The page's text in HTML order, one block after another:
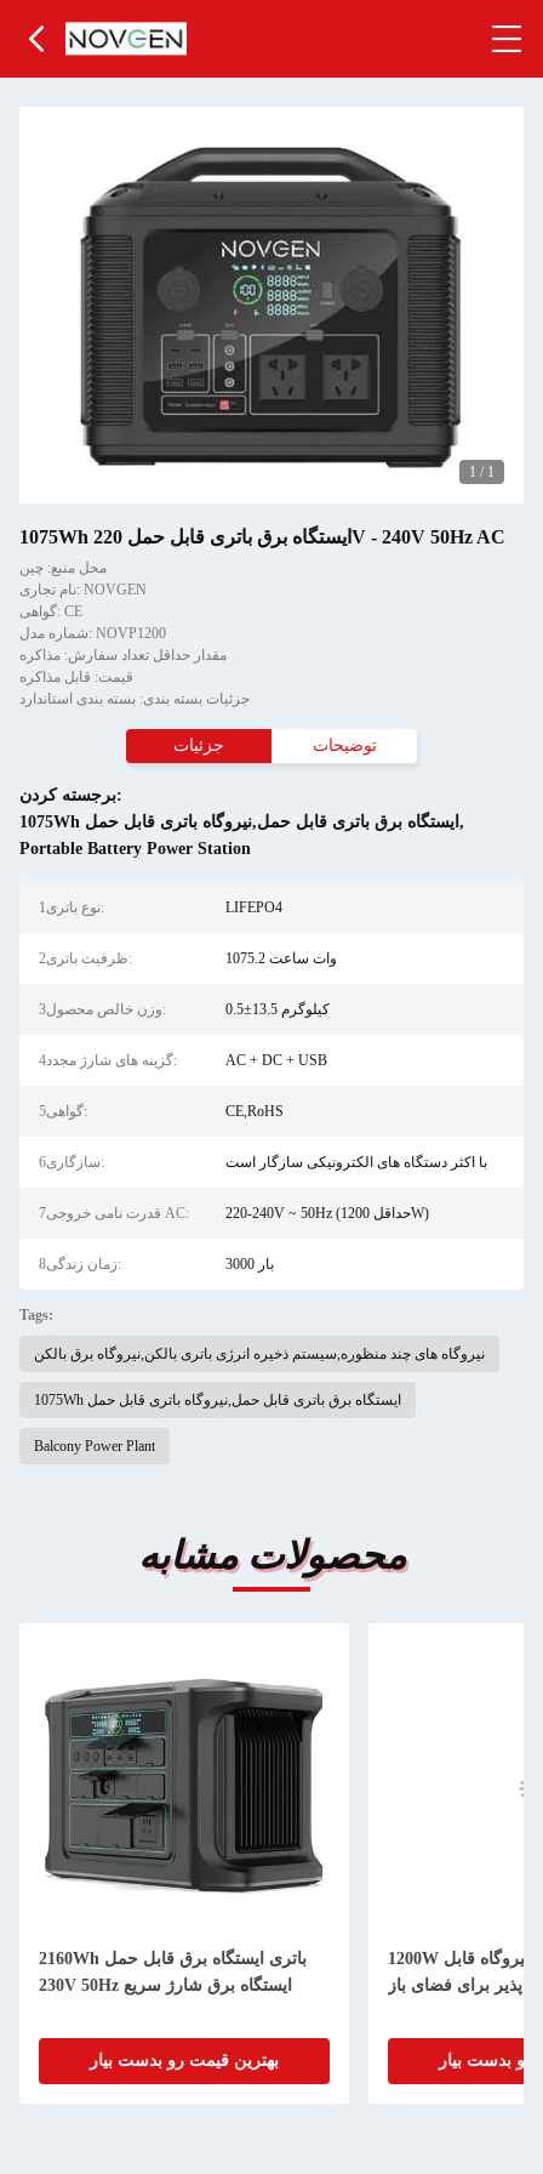
1 / 1
1075Wh ایستگاه برق باتری قابل حمل 220V - 240V 50Hz AC
محل منبع: چین
نام تجاری: NOVGEN
گواهی: CE
شماره مدل: NOVP1200
مقدار حداقل تعداد سفارش: مذاکره
قیمت: قابل مذاکره
جزئیات بسته بندی: بسته بندی استاندارد
جزئیات توضیحات
برجسته کردن:
1075Wh ایستگاه برق باتری قابل حمل,نیروگاه باتری قابل حمل ,
Portable Battery Power Station
1نوع باتری: LIFEPO4
2ظرفیت باتری: 1075.2 وات ساعت
3وزن خالص محصول: 0.5±13.5 کیلوگرم
4گزینه های شارژ مجدد: AC + DC + USB
5گواهی: CE,RoHS
6سازگاری: با اکثر دستگاه های الکترونیکی سازگار است
7قدرت نامی خروجی AC: 220-240V ~ 50Hz (حداقل 1200W)
8زمان زندگی: 3000 بار
Tags:
نیروگاه های چند منظوره,سیستم ذخیره انرژی باتری بالکن,نیروگاه برق بالکن
1075Wh ایستگاه برق باتری قابل حمل,نیروگاه باتری قابل حمل
Balcony Power Plant
محصولات مشابه
2160Wh باتری ایستگاه برق قابل حمل
230V 50Hz ایستگاه برق شارژ سریع
بهترین قیمت رو بدست بیار
1200W انرژی باتری ذخیره نیروگاه قابل
پذیر برای فضای باز
رو بدست بیار